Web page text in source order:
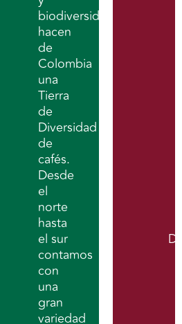
biodiversidad
hacen
de
Colombia
una
Tierra
de
Diversidad
de
cafés.
Desde
el
norte
hasta
el sur
contamos
con
una
gran
variedad